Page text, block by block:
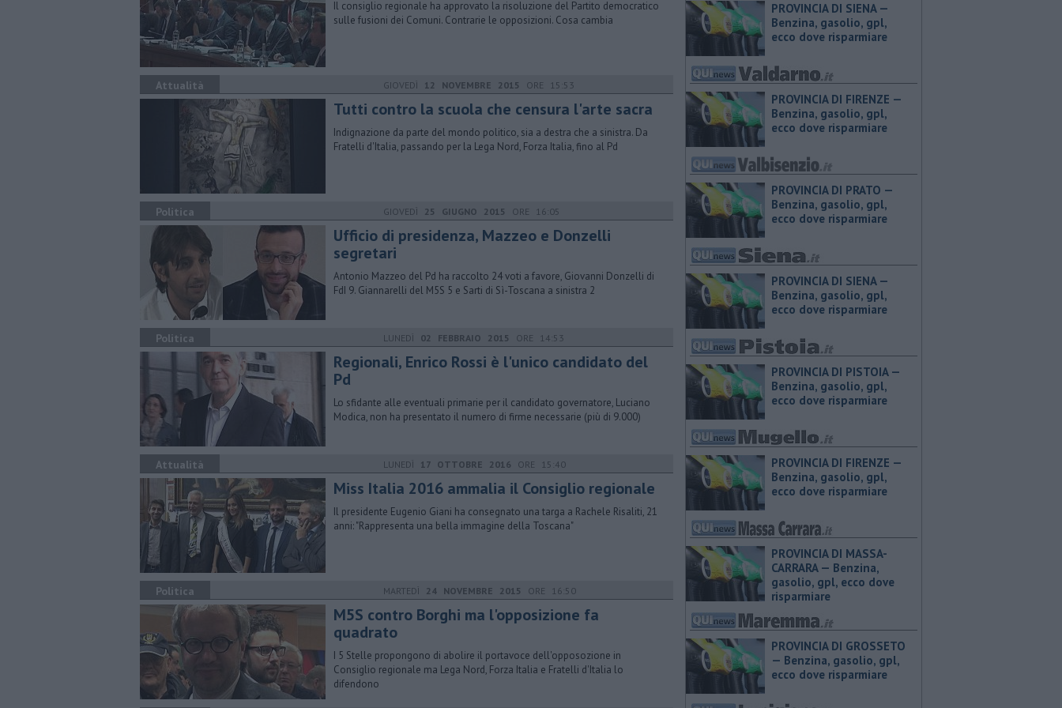
Il consiglio regionale ha approvato la risoluzione del Partito democratico
sulle fusioni dei Comuni. Contrarie le opposizioni. Cosa cambia
Attualità GIOVEDÌ 12 NOVEMBRE 2015 ORE 15:53
Tutti contro la scuola che censura l'arte sacra
Indignazione da parte del mondo politico, sia a destra che a sinistra. Da
Fratelli d'Italia, passando per la Lega Nord, Forza Italia, fino al Pd
Politica GIOVEDÌ 25 GIUGNO 2015 ORE 16:05
Ufficio di presidenza, Mazzeo e Donzelli
segretari
Antonio Mazzeo del Pd ha raccolto 24 voti a favore, Giovanni Donzelli di
FdI 9. Giannarelli del M5S 5 e Sarti di Sì-Toscana a sinistra 2
Politica LUNEDÌ 02 FEBBRAIO 2015 ORE 14:53
Regionali, Enrico Rossi è l'unico candidato del
Pd
Lo sfidante alle eventuali primarie per il candidato governatore, Luciano
Modica, non ha presentato il numero di firme necessarie (più di 9.000)
Attualità LUNEDÌ 17 OTTOBRE 2016 ORE 15:40
Miss Italia 2016 ammalia il Consiglio regionale
Il presidente Eugenio Giani ha consegnato una targa a Rachele Risaliti, 21
anni: "Rappresenta una bella immagine della Toscana"
Politica MARTEDÌ 24 NOVEMBRE 2015 ORE 16:50
M5S contro Borghi ma l'opposizione fa
quadrato
I 5 Stelle propongono di abolire il portavoce dell'opposozione in
Consiglio regionale ma Lega Nord, Forza Italia e Fratelli d'Italia lo
difendono
PROVINCIA DI SIENA — ​
Benzina, gasolio, gpl,
ecco dove risparmiare
PROVINCIA DI FIRENZE — ​
Benzina, gasolio, gpl,
ecco dove risparmiare
PROVINCIA DI PRATO — ​
Benzina, gasolio, gpl,
ecco dove risparmiare
PROVINCIA DI SIENA — ​
Benzina, gasolio, gpl,
ecco dove risparmiare
PROVINCIA DI PISTOIA — ​
Benzina, gasolio, gpl,
ecco dove risparmiare
PROVINCIA DI FIRENZE — ​
Benzina, gasolio, gpl,
ecco dove risparmiare
PROVINCIA DI MASSA-
CARRARA — ​Benzina,
gasolio, gpl, ecco dove
risparmiare
PROVINCIA DI GROSSETO
— ​Benzina, gasolio, gpl,
ecco dove risparmiare